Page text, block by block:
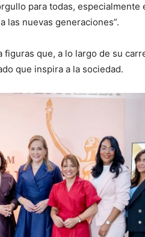
para todas, especialmente
las nuevas generaciones”.
que, a lo largo de su
que inspira a la sociedad.